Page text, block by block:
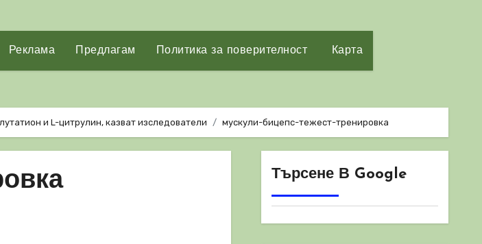
Реклама Предлагам Политика за поверителност Карта
и L-цитрулин, казват изследователи мускули-бицепс-тежест-тренировка
Търсене В Google